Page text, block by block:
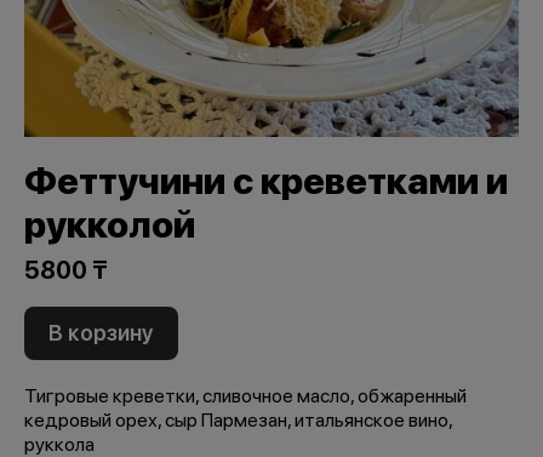
Феттучини с креветками и
рукколой
5800 ₸
В корзину
Тигровые креветки, сливочное масло, обжаренный
кедровый орех, сыр Пармезан, итальянское вино,
руккола